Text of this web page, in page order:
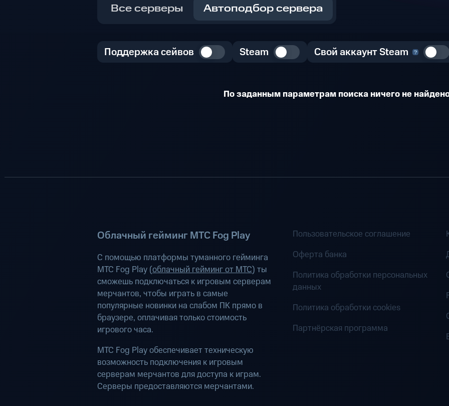
Все серверы Автоподбор сервера
Поддержка сейвов Steam Свой аккаунт Steam
По заданным параметрам поиска ничего не
Облачный гейминг МТС Fog Play
С помощью платформы туманного гейминга
МТС Fog Play (облачный гейминг от МТС) ты
сможешь подключаться к игровым серверам
мерчантов, чтобы играть в самые
популярные новинки на слабом ПК прямо в
браузере, оплачивая только стоимость
игрового часа.
МТС Fog Play обеспечивает техническую
возможность подключения к игровым
серверам мерчантов для доступа к играм.
Серверы предоставляются мерчантами.
Пользовательское соглашение
Оферта банка
Политика обработки персональных
данных
Политика обработки cookies
Партнёрская программа